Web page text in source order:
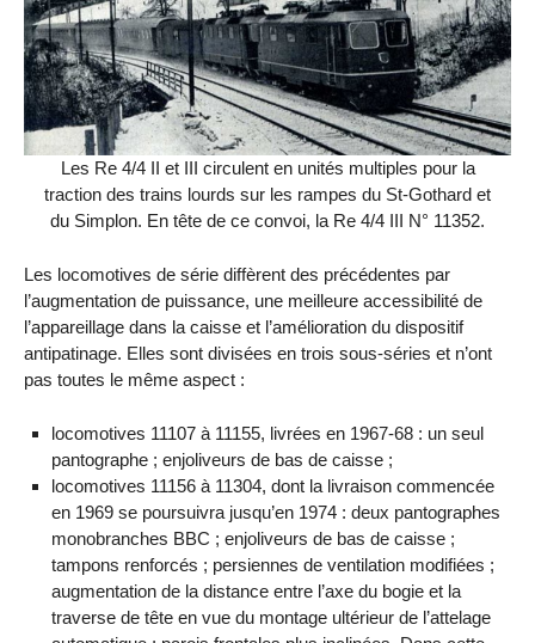
Les Re 4/4 II et III circulent en unités multiples pour la
traction des trains lourds sur les rampes du St-Gothard et
du Simplon. En tête de ce convoi, la Re 4/4 III N° 11352.
Les locomotives de série diffèrent des précédentes par
l’augmentation de puissance, une meilleure accessibilité de
l’appareillage dans la caisse et l’amélioration du dispositif
antipatinage. Elles sont divisées en trois sous-séries et n’ont
pas toutes le même aspect :
locomotives 11107 à 11155, livrées en 1967-68 : un seul
pantographe ; enjoliveurs de bas de caisse ;
locomotives 11156 à 11304, dont la livraison commencée
en 1969 se poursuivra jusqu’en 1974 : deux pantographes
monobranches BBC ; enjoliveurs de bas de caisse ;
tampons renforcés ; persiennes de ventilation modifiées ;
augmentation de la distance entre l’axe du bogie et la
traverse de tête en vue du montage ultérieur de l’attelage